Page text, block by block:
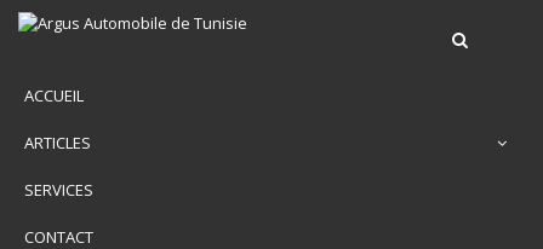
ACCUEIL
ARTICLES
SERVICES
CONTACT